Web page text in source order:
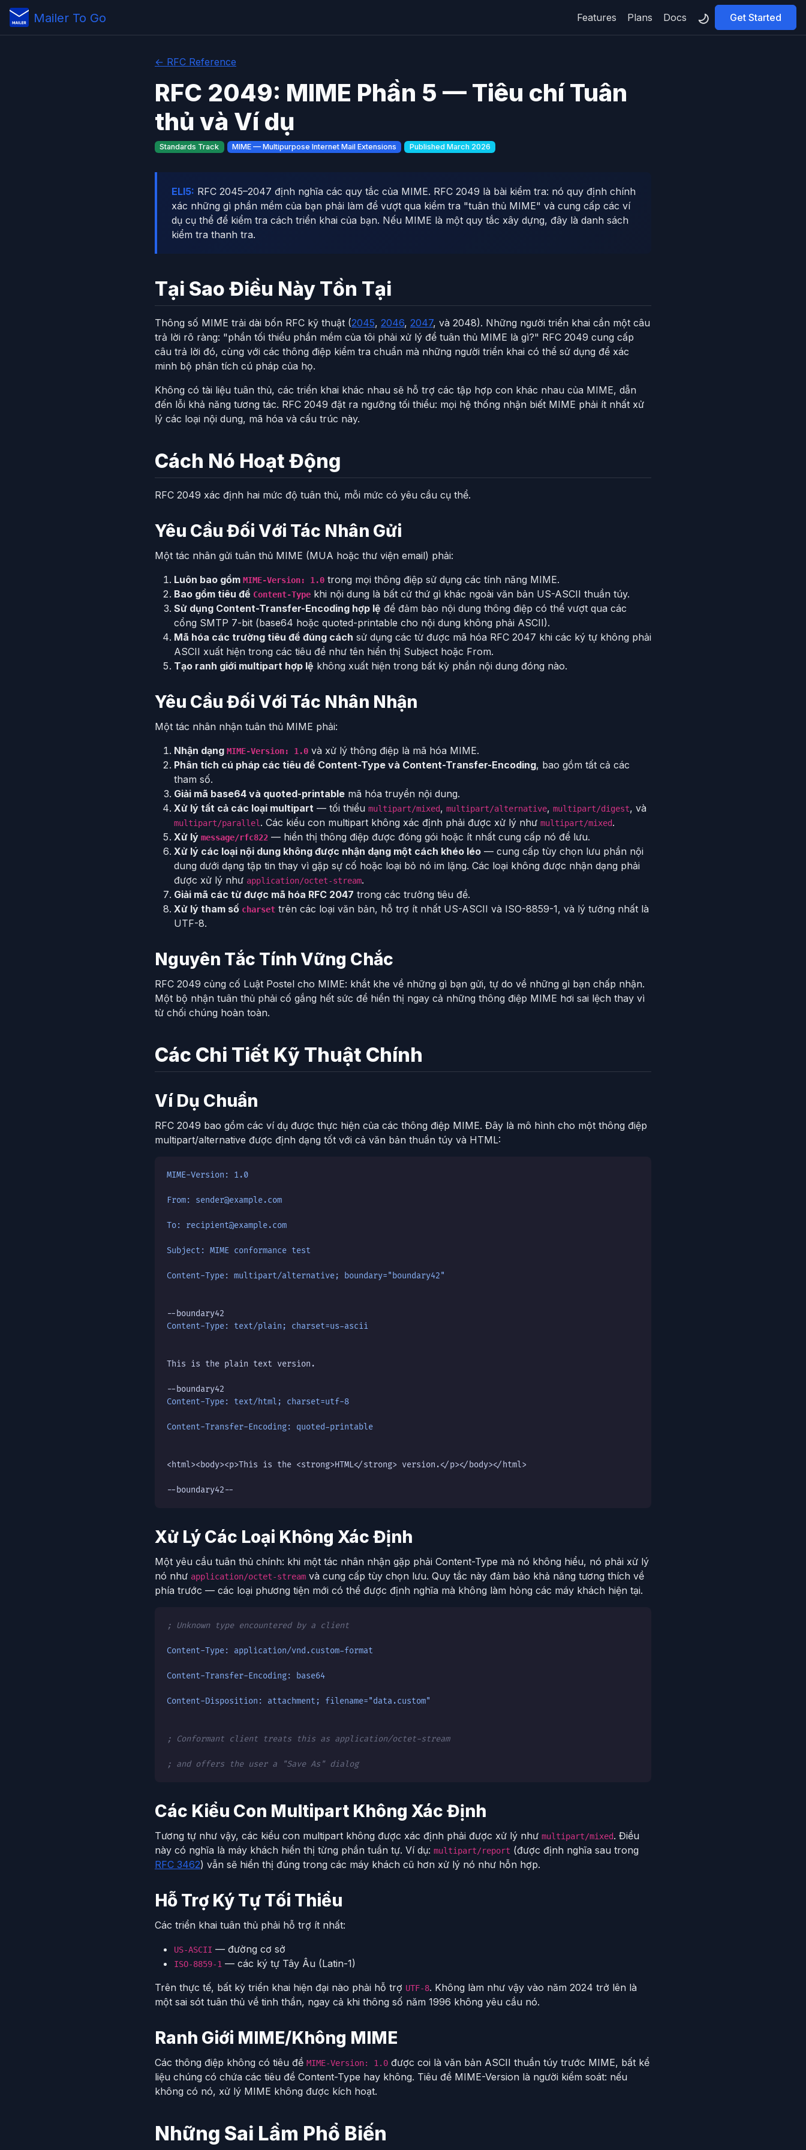
Mailer To Go Features Plans Docs Get Started
← RFC Reference
RFC 2049: MIME Phần 5 — Tiêu chí Tuân
thủ và Ví dụ
Standards Track MIME — Multipurpose Internet Mail Extensions Published March 2026
ELI5: RFC 2045–2047 định nghĩa các quy tắc của MIME. RFC 2049 là bài kiểm tra: nó quy định chính
xác những gì phần mềm của bạn phải làm để vượt qua kiểm tra "tuân thủ MIME" và cung cấp các ví
dụ cụ thể để kiểm tra cách triển khai của bạn. Nếu MIME là một quy tắc xây dựng, đây là danh sách
kiểm tra thanh tra.
Tại Sao Điều Này Tồn Tại
Thông số MIME trải dài bốn RFC kỹ thuật (2045, 2046, 2047, và 2048). Những người triển khai cần một câu
trả lời rõ ràng: "phần tối thiểu phần mềm của tôi phải xử lý để tuân thủ MIME là gì?" RFC 2049 cung cấp
câu trả lời đó, cùng với các thông điệp kiểm tra chuẩn mà những người triển khai có thể sử dụng để xác
minh bộ phân tích cú pháp của họ.
Không có tài liệu tuân thủ, các triển khai khác nhau sẽ hỗ trợ các tập hợp con khác nhau của MIME, dẫn
đến lỗi khả năng tương tác. RFC 2049 đặt ra ngưỡng tối thiểu: mọi hệ thống nhận biết MIME phải ít nhất xử
lý các loại nội dung, mã hóa và cấu trúc này.
Cách Nó Hoạt Động
RFC 2049 xác định hai mức độ tuân thủ, mỗi mức có yêu cầu cụ thể.
Yêu Cầu Đối Với Tác Nhân Gửi
Một tác nhân gửi tuân thủ MIME (MUA hoặc thư viện email) phải:
Luôn bao gồm MIME-Version: 1.0 trong mọi thông điệp sử dụng các tính năng MIME.
Bao gồm tiêu đề Content-Type khi nội dung là bất cứ thứ gì khác ngoài văn bản US-ASCII thuần túy.
Sử dụng Content-Transfer-Encoding hợp lệ để đảm bảo nội dung thông điệp có thể vượt qua các
cổng SMTP 7-bit (base64 hoặc quoted-printable cho nội dung không phải ASCII).
Mã hóa các trường tiêu đề đúng cách sử dụng các từ được mã hóa RFC 2047 khi các ký tự không phải
ASCII xuất hiện trong các tiêu đề như tên hiển thị Subject hoặc From.
Tạo ranh giới multipart hợp lệ không xuất hiện trong bất kỳ phần nội dung đóng nào.
Yêu Cầu Đối Với Tác Nhân Nhận
Một tác nhân nhận tuân thủ MIME phải:
Nhận dạng MIME-Version: 1.0 và xử lý thông điệp là mã hóa MIME.
Phân tích cú pháp các tiêu đề Content-Type và Content-Transfer-Encoding, bao gồm tất cả các
tham số.
Giải mã base64 và quoted-printable mã hóa truyền nội dung.
Xử lý tất cả các loại multipart — tối thiểu multipart/mixed, multipart/alternative, multipart/digest, và
multipart/parallel. Các kiểu con multipart không xác định phải được xử lý như multipart/mixed.
Xử lý message/rfc822 — hiển thị thông điệp được đóng gói hoặc ít nhất cung cấp nó để lưu.
Xử lý các loại nội dung không được nhận dạng một cách khéo léo — cung cấp tùy chọn lưu phần nội
dung dưới dạng tập tin thay vì gặp sự cố hoặc loại bỏ nó im lặng. Các loại không được nhận dạng phải
được xử lý như application/octet-stream.
Giải mã các từ được mã hóa RFC 2047 trong các trường tiêu đề.
Xử lý tham số charset trên các loại văn bản, hỗ trợ ít nhất US-ASCII và ISO-8859-1, và lý tưởng nhất là
UTF-8.
Nguyên Tắc Tính Vững Chắc
RFC 2049 củng cố Luật Postel cho MIME: khắt khe về những gì bạn gửi, tự do về những gì bạn chấp nhận.
Một bộ nhận tuân thủ phải cố gắng hết sức để hiển thị ngay cả những thông điệp MIME hơi sai lệch thay vì
từ chối chúng hoàn toàn.
Các Chi Tiết Kỹ Thuật Chính
Ví Dụ Chuẩn
RFC 2049 bao gồm các ví dụ được thực hiện của các thông điệp MIME. Đây là mô hình cho một thông điệp
multipart/alternative được định dạng tốt với cả văn bản thuần túy và HTML:
MIME-Version: 1.0
From: sender@example.com
To: recipient@example.com
Subject: MIME conformance test
Content-Type: multipart/alternative; boundary="boundary42"
Content-Type: text/plain; charset=us-ascii
This is the plain text version.
Content-Type: text/html; charset=utf-8
Content-Transfer-Encoding: quoted-printable
<html><body><p>This is the <strong>HTML</strong> version.</p></body></html>
--boundary42--
Xử Lý Các Loại Không Xác Định
Một yêu cầu tuân thủ chính: khi một tác nhân nhận gặp phải Content-Type mà nó không hiểu, nó phải xử lý
nó như application/octet-stream và cung cấp tùy chọn lưu. Quy tắc này đảm bảo khả năng tương thích về
phía trước — các loại phương tiện mới có thể được định nghĩa mà không làm hỏng các máy khách hiện tại.
; Unknown type encountered by a client
Content-Type: application/vnd.custom-format
Content-Transfer-Encoding: base64
Content-Disposition: attachment; filename="data.custom"
; Conformant client treats this as application/octet-stream
; and offers the user a "Save As" dialog
Các Kiểu Con Multipart Không Xác Định
Tương tự như vậy, các kiểu con multipart không được xác định phải được xử lý như multipart/mixed. Điều
này có nghĩa là máy khách hiển thị từng phần tuần tự. Ví dụ: multipart/report (được định nghĩa sau trong
RFC 3462) vẫn sẽ hiển thị đúng trong các máy khách cũ hơn xử lý nó như hỗn hợp.
Hỗ Trợ Ký Tự Tối Thiểu
Các triển khai tuân thủ phải hỗ trợ ít nhất:
US-ASCII — đường cơ sở
ISO-8859-1 — các ký tự Tây Âu (Latin-1)
Trên thực tế, bất kỳ triển khai hiện đại nào phải hỗ trợ UTF-8. Không làm như vậy vào năm 2024 trở lên là
một sai sót tuân thủ về tinh thần, ngay cả khi thông số năm 1996 không yêu cầu nó.
Ranh Giới MIME/Không MIME
Các thông điệp không có tiêu đề MIME-Version: 1.0 được coi là văn bản ASCII thuần túy trước MIME, bất kể
liệu chúng có chứa các tiêu đề Content-Type hay không. Tiêu đề MIME-Version là người kiểm soát: nếu
không có nó, xử lý MIME không được kích hoạt.
Những Sai Lầm Phổ Biến